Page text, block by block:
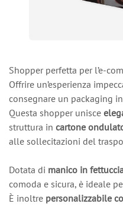
Shopper perfetta per l’e-
Offrire un’esperienza
consegnare un packaging
Questa shopper unisce
struttura in cartone
alle sollecitazioni del
Dotata di manico in
comoda e sicura, è ideale
È inoltre personalizzabile